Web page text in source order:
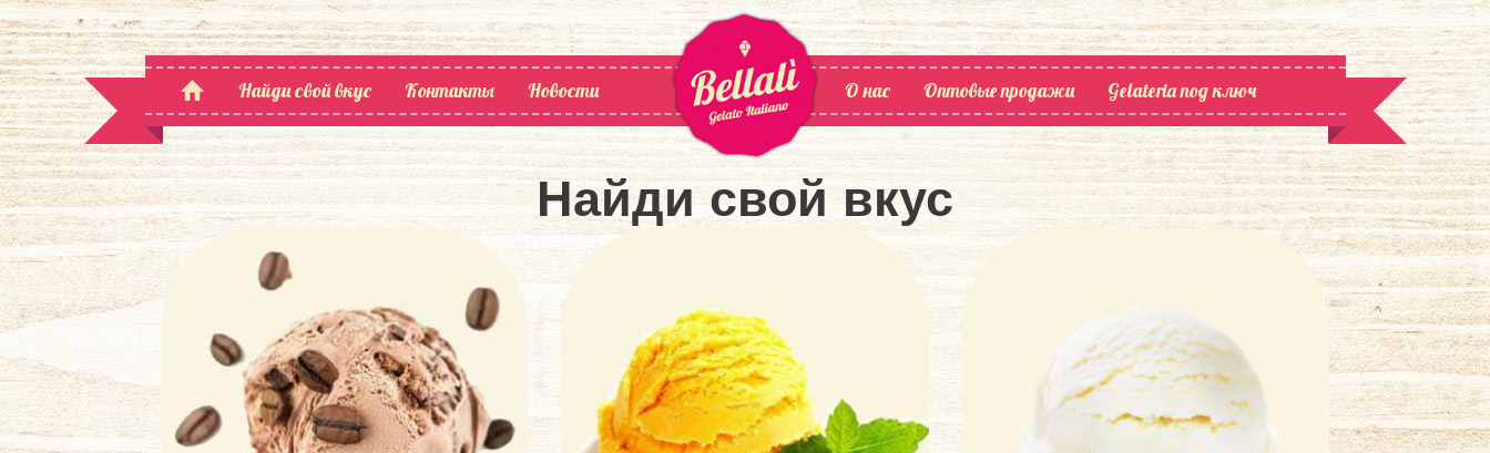
Найди свой вкус Контакты Новости О нас Оптовые продажи Gelateria под ключ
Найди свой вкус